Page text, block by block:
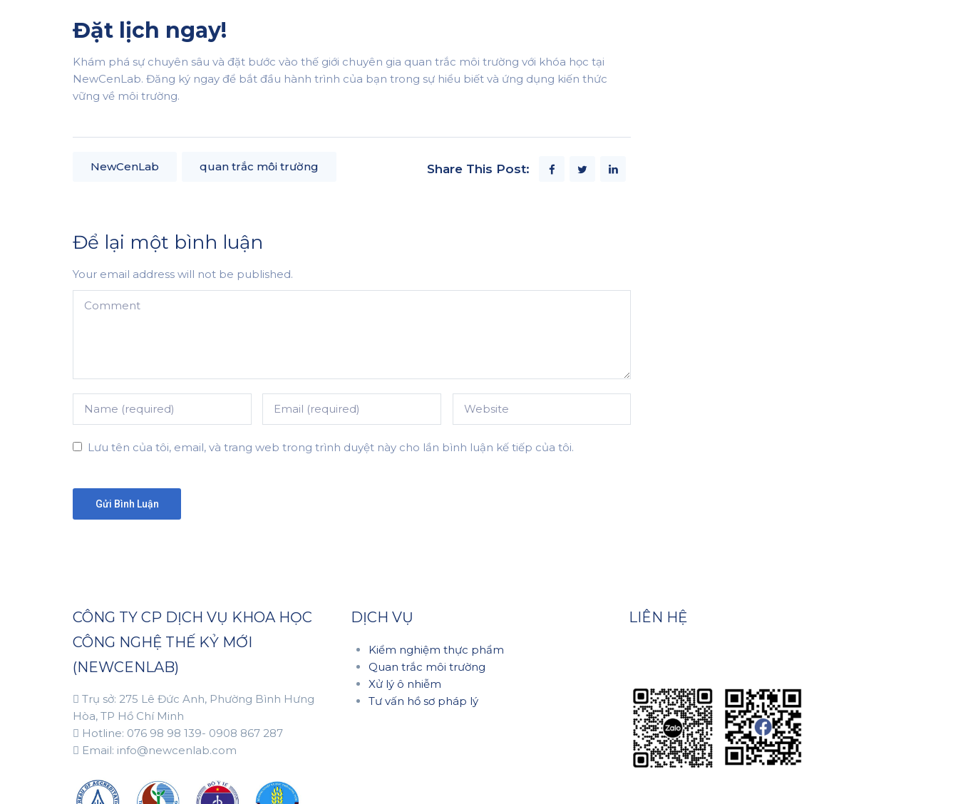
Đặt lịch ngay!
Khám phá sự chuyên sâu và đặt bước vào thế giới chuyên gia quan trắc môi trường với khóa học tại
NewCenLab. Đăng ký ngay để bắt đầu hành trình của bạn trong sự hiểu biết và ứng dụng kiến thức
vững về môi trường.
Share This Post:
NewCenLab quan trắc môi trường
Để lại một bình luận
Your email address will not be published.
Lưu tên của tôi, email, và trang web trong trình duyệt này cho lần bình luận kế tiếp của tôi.
CÔNG TY CP DỊCH VỤ KHOA HỌC
CÔNG NGHỆ THẾ KỶ MỚI
(NEWCENLAB)
Trụ sở: 275 Lê Đức Anh, Phường Bình Hưng
Hòa, TP Hồ Chí Minh
Hotline: 076 98 98 139- 0908 867 287
Email: info@newcenlab.com
DỊCH VỤ
Kiểm nghiệm thực phẩm
Quan trắc môi trường
Xử lý ô nhiễm
Tư vấn hồ sơ pháp lý
LIÊN HỆ